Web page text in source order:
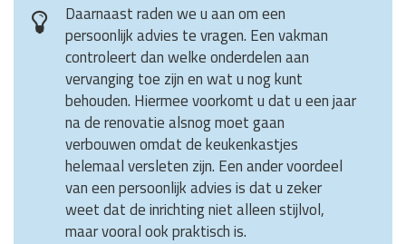
Daarnaast raden we u aan om een
persoonlijk advies te vragen. Een vakman
controleert dan welke onderdelen aan
vervanging toe zijn en wat u nog kunt
behouden. Hiermee voorkomt u dat u een jaar
na de renovatie alsnog moet gaan
verbouwen omdat de keukenkastjes
helemaal versleten zijn. Een ander voordeel
van een persoonlijk advies is dat u zeker
weet dat de inrichting niet alleen stijlvol,
maar vooral ook praktisch is.